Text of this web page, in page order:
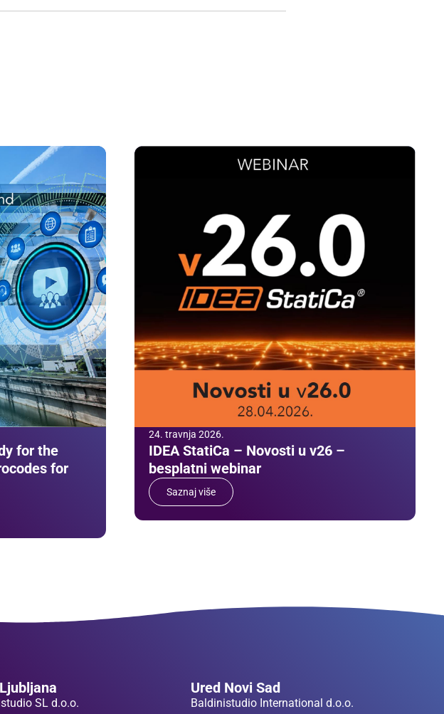
for the
for
24. travnja 2026.
IDEA StatiCa – Novosti u v26 –
besplatni webinar
Saznaj više
SL d.o.o.
Ured Novi Sad
Baldinistudio International d.o.o.